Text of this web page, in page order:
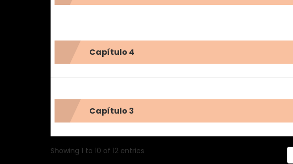
Capítulo 4
Capítulo 3
Showing 1 to 10 of 12 entries